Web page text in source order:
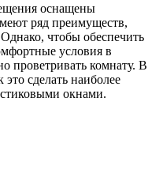
оснащены
ряд преимуществ,
чтобы обеспечить
условия в
проветривать комнату. В
сделать наиболее
окнами.